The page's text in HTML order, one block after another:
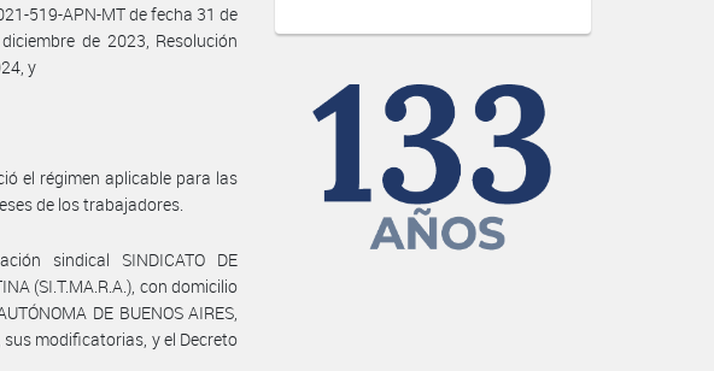
519-APN-MT de fecha 31 de
de 2023, Resolución
y
el régimen aplicable para las
de los trabajadores.
sindical SINDICATO DE
(SI.T.MA.R.A.), con domicilio
DE BUENOS AIRES,
modificatorias, y el Decreto